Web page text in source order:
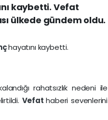
kaybetti. Vefat
ülkede gündem oldu.
hayatını kaybetti.
rahatsızlık nedeni ile
Vefathaberi sevenlerini